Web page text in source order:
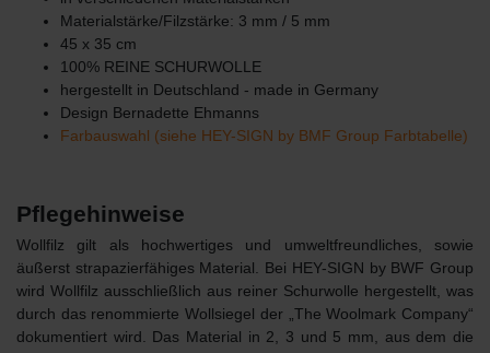
Materialstärke/Filzstärke: 3 mm / 5 mm
45 x 35 cm
100% REINE SCHURWOLLE
hergestellt in Deutschland - made in Germany
Design Bernadette Ehmanns
Farbauswahl (siehe HEY-SIGN by BMF Group Farbtabelle)
Pflegehinweise
Wollfilz gilt als hochwertiges und umweltfreundliches, sowie
äußerst strapazierfähiges Material. Bei HEY-SIGN by BWF Group
wird Wollfilz ausschließlich aus reiner Schurwolle hergestellt, was
durch das renommierte Wollsiegel der „The Woolmark Company“
dokumentiert wird. Das Material in 2, 3 und 5 mm, aus dem die